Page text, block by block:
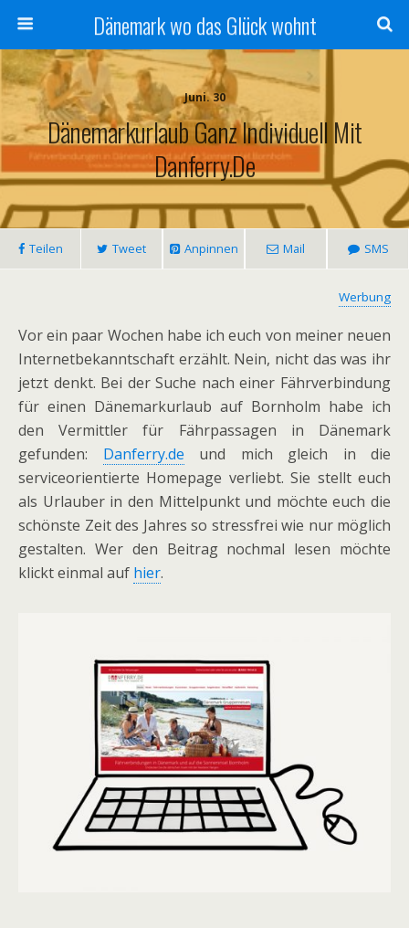
Dänemark wo das Glück wohnt
Juni. 30
Dänemarkurlaub Ganz Individuell Mit
Danferry.de
Teilen Tweet Anpinnen Mail SMS
Werbung
Vor ein paar Wochen habe ich euch von meiner neuen
Internetbekanntschaft erzählt. Nein, nicht das was ihr
jetzt denkt. Bei der Suche nach einer Fährverbindung
für einen Dänemarkurlaub auf Bornholm habe ich
den Vermittler für Fährpassagen in Dänemark
gefunden: Danferry.de und mich gleich in die
serviceorientierte Homepage verliebt. Sie stellt euch
als Urlauber in den Mittelpunkt und möchte euch die
schönste Zeit des Jahres so stressfrei wie nur möglich
gestalten. Wer den Beitrag nochmal lesen möchte
klickt einmal auf hier.